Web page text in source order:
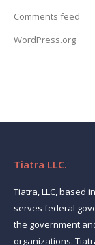
Comments feed
WordPress.org
Tiatra LLC.
Tiatra, LLC, based
serves federal
the government
organizations.